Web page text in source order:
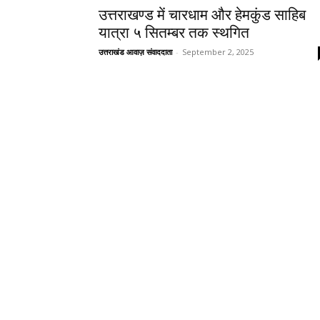
उत्तराखण्ड में चारधाम और हेमकुंड साहिब
यात्रा ५ सितम्बर तक स्थगित
उत्तराखंड आवाज़ संवाददाता - September 2, 2025